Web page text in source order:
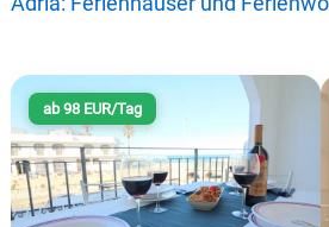
ab 98 EUR/Tag